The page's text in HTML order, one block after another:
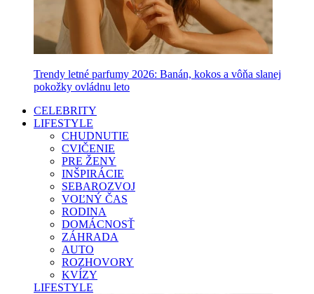
Trendy letné parfumy 2026: Banán, kokos a vôňa slanej
pokožky ovládnu leto
CELEBRITY
LIFESTYLE
CHUDNUTIE
CVIČENIE
PRE ŽENY
INŠPIRÁCIE
SEBAROZVOJ
VOĽNÝ ČAS
RODINA
DOMÁCNOSŤ
ZÁHRADA
AUTO
ROZHOVORY
KVÍZY
LIFESTYLE